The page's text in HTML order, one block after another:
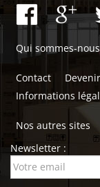
Qui sommes-
Contact
Informations
Nos autres sites
Newsletter :